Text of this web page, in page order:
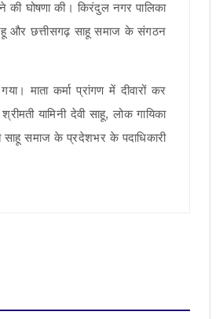
की घोषणा की। किरंदुल नगर पालिका
और छत्तीसगढ़ साहू समाज के संगठन
माता कर्मा प्रांगण में दीवारों कर
यामिनी देवी साहू, लोक गायिका
समाज के प्रदेशभर के पदाधिकारी